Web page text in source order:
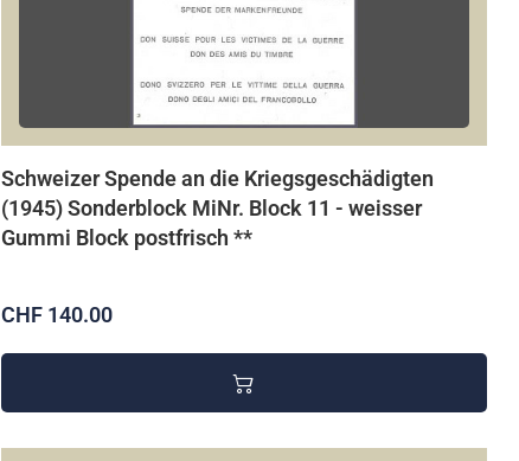
Schweizer Spende an die Kriegsgeschädigten
(1945) Sonderblock MiNr. Block 11 - weisser
Gummi Block postfrisch **
CHF 140.00